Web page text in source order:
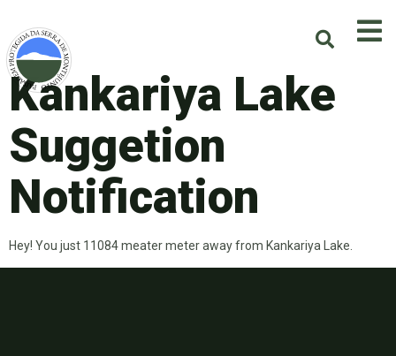
Kankariya Lake
Suggetion
Notification
Hey! You just 11084 meater meter away from Kankariya Lake.